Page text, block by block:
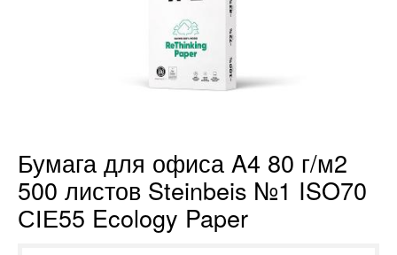
Бумага для офиса A4 80 г/м2
500 листов Steinbeis №1 ISO70
СІЕ55 Ecology Paper